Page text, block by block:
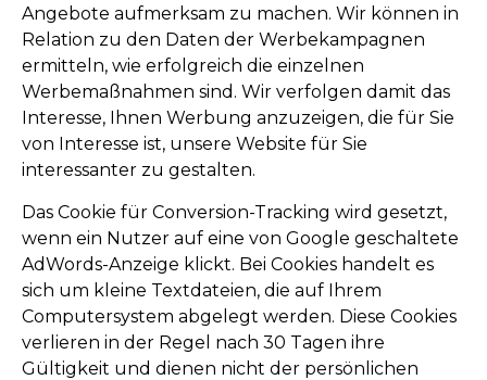
Angebote aufmerksam zu machen. Wir können in
Relation zu den Daten der Werbekampagnen
ermitteln, wie erfolgreich die einzelnen
Werbemaßnahmen sind. Wir verfolgen damit das
Interesse, Ihnen Werbung anzuzeigen, die für Sie
von Interesse ist, unsere Website für Sie
interessanter zu gestalten.
Das Cookie für Conversion-Tracking wird gesetzt,
wenn ein Nutzer auf eine von Google geschaltete
AdWords-Anzeige klickt. Bei Cookies handelt es
sich um kleine Textdateien, die auf Ihrem
Computersystem abgelegt werden. Diese Cookies
verlieren in der Regel nach 30 Tagen ihre
Gültigkeit und dienen nicht der persönlichen